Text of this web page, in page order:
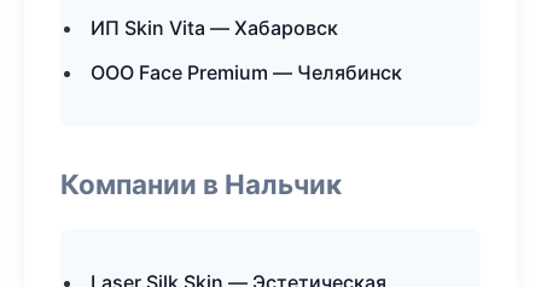
ИП Skin Vita — Хабаровск
ООО Face Premium — Челябинск
Компании в Нальчик
Laser Silk Skin — Эстетическая